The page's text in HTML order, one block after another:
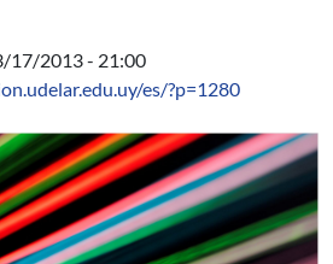
17/2013 - 21:00
es/?p=1280